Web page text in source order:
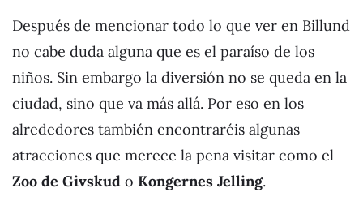
Después de mencionar todo lo que ver en Billund
no cabe duda alguna que es el paraíso de los
niños. Sin embargo la diversión no se queda en la
ciudad, sino que va más allá. Por eso en los
alrededores también encontraréis algunas
atracciones que merece la pena visitar como el
Zoo de Givskud o Kongernes Jelling.